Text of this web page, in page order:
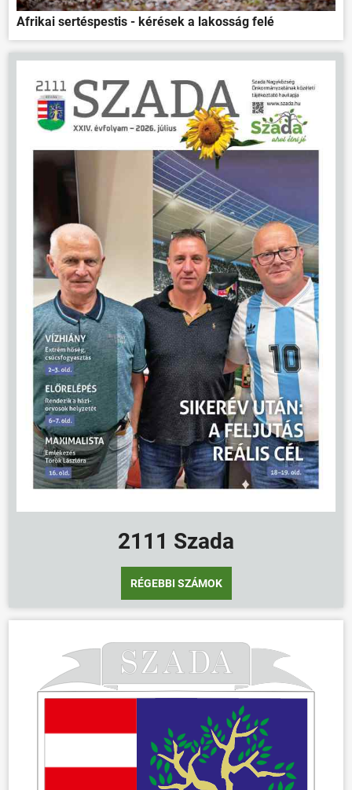
Afrikai sertéspestis - kérések a lakosság felé
2111 Szada
RÉGEBBI SZÁMOK